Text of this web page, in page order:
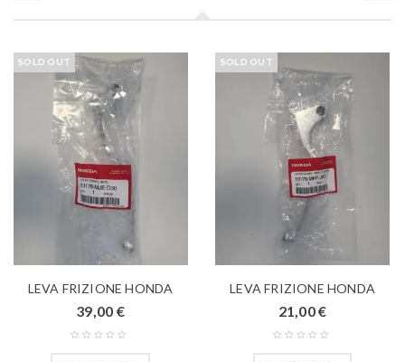
SOLD OUT
LEVA FRIZIONE HONDA
39,00 €
SOLD OUT
LEVA FRIZIONE HONDA
21,00€